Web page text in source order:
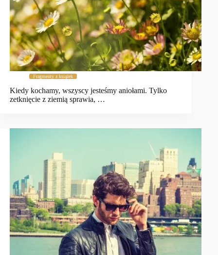
Fragmenty z książek
Kiedy kochamy, wszyscy jesteśmy aniołami. Tylko
zetknięcie z ziemią sprawia, …